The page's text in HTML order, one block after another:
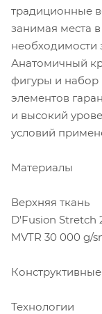
традиционные
занимая места
необходимости
Анатомичный
фигуры и
элементов
и высокий
условий
Материалы
Верхняя ткань
D'Fusion Stretch
MVTR 30 000 g/
Технологии